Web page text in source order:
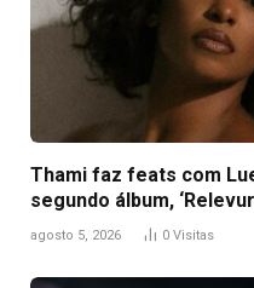
Thami faz feats com
segundo álbum,
agosto 5, 2026 0 Visitas